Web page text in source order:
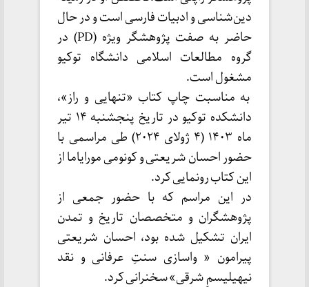
دین‌شناسی و ادبیات فارسی است و در حال
حاضر به صفت پژوهشگر ویژه (PD) در
گروه مطالعات اسلامی دانشگاه توکیو
مشغول است.
به مناسبت چاپ کتاب «تنهایی و راز»،
دانشکده توکیو در تاریخ پنجشنبه ۱۴ تیر
ماه ۱۴۰۳ (۴ ژولای ۲۰۲۴) طی مراسمی با
حضور احسان شریعتی و کونومی مورایاما از
این کتاب رونمایی کرد.
در این مراسم که با حضور جمعی از
پژوهشگران و متخصصان تاریخ و تمدن
ایران تشکیل شده بود، احسان شریعتی
پیرامون « واسازی سنتِ عرفانی و نقد
نیهیلیسمِ شرقی» سخنرانی کرد.